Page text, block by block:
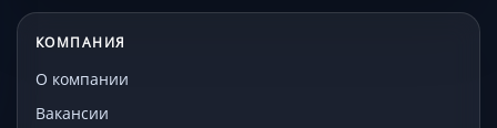
КОМПАНИЯ
О компании
Вакансии